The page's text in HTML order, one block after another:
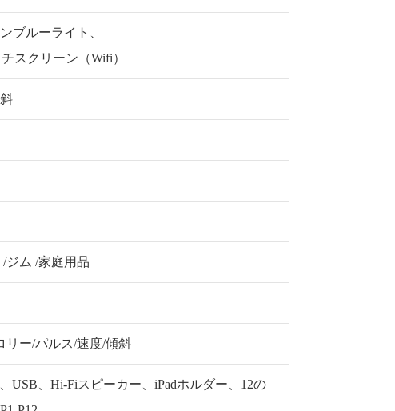
ブルーライト、
スクリーン（Wifi）
ジム /家庭用品
リー/パルス/速度/傾斜
USB、Hi-Fiスピーカー、iPadホルダー、12の